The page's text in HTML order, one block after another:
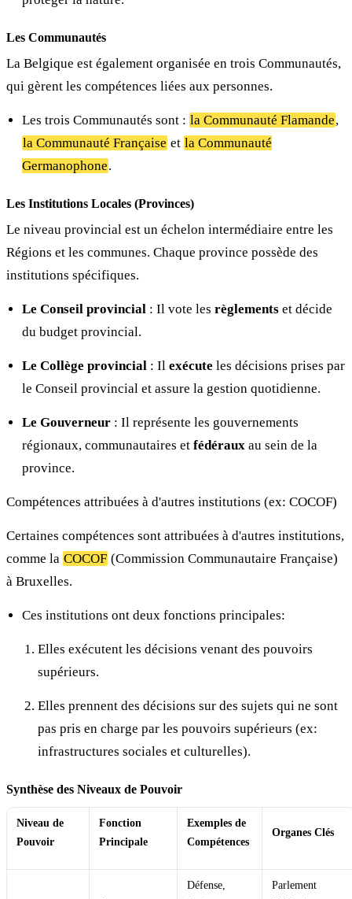
Les Communautés
La Belgique est également organisée en trois Communautés,
qui gèrent les compétences liées aux personnes.
Les trois Communautés sont : la Communauté Flamande,
la Communauté Française et la Communauté
Germanophone.
Les Institutions Locales (Provinces)
Le niveau provincial est un échelon intermédiaire entre les
Régions et les communes. Chaque province possède des
institutions spécifiques.
Le Conseil provincial : Il vote les règlements et décide
du budget provincial.
Le Collège provincial : Il exécute les décisions prises par
le Conseil provincial et assure la gestion quotidienne.
Le Gouverneur : Il représente les gouvernements
régionaux, communautaires et fédéraux au sein de la
province.
Compétences attribuées à d'autres institutions (ex: COCOF)
Certaines compétences sont attribuées à d'autres institutions,
comme la COCOF (Commission Communautaire Française)
à Bruxelles.
Ces institutions ont deux fonctions principales:
Elles exécutent les décisions venant des pouvoirs
supérieurs.
Elles prennent des décisions sur des sujets qui ne sont
pas pris en charge par les pouvoirs supérieurs (ex:
infrastructures sociales et culturelles).
Synthèse des Niveaux de Pouvoir
Niveau de
Pouvoir
Fonction
Principale
Exemples de
Compétences
Organes Clés
Défense,
Parlement